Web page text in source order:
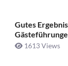
Gutes
1613 Views